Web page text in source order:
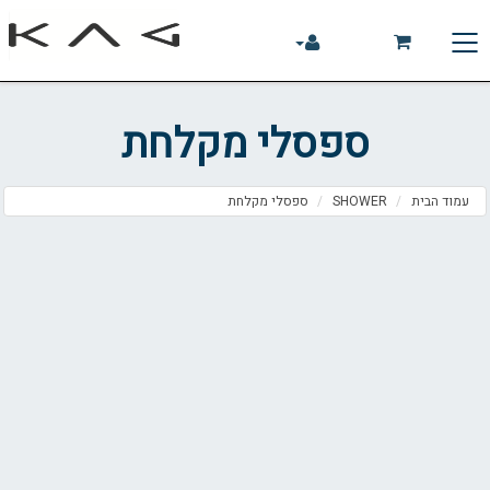
נגישות
ראשי
ראשיToggle
navigation
ספסלי מקלחת
עמוד הבית SHOWER ספסלי מקלחת